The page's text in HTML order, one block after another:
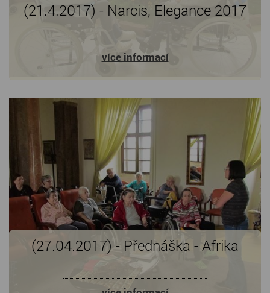
(21.4.2017) - Narcis, Elegance 2017
více informací
(27.04.2017) - Přednáška - Afrika